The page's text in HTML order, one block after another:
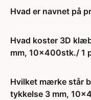
Hvad er navnet på
Hvad koster 3D
mm, 10x400stk./ 1
Hvilket mærke står
tykkelse 3 mm,